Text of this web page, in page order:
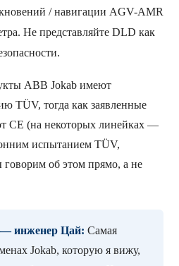
/ навигации AGV-AMR
Не представляйте DLD как
ABB Jokab имеют
TÜV, тогда как заявленные
CE (на некоторых линейках —
испытанием TÜV,
об этом прямо, а не
— инженер Цай: Самая
Jokab, которую я вижу,